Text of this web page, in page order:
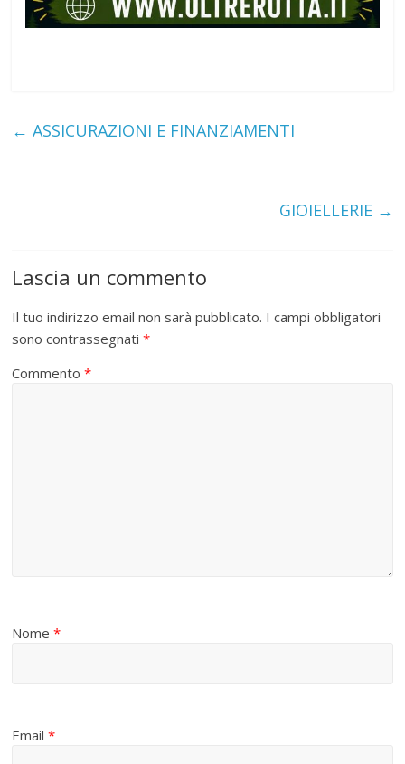
← ASSICURAZIONI E FINANZIAMENTI
GIOIELLERIE →
Lascia un commento
Il tuo indirizzo email non sarà pubblicato. I campi obbligatori
sono contrassegnati*
Commento*
Nome*
Email*